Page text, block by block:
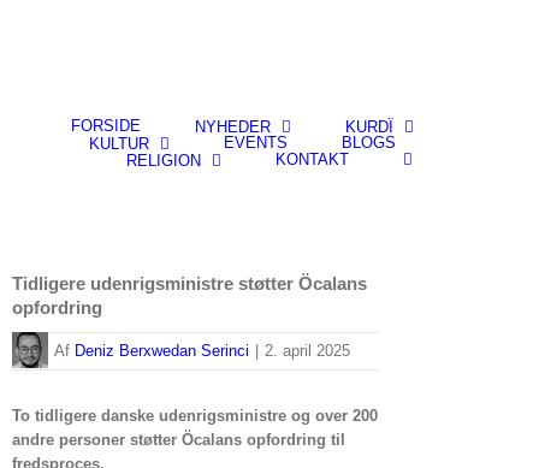
FORSIDE NYHEDER
KURDÎ
KULTUR
EVENTS
BLOGS
RELIGION
KONTAKT
Tidligere udenrigsministre støtter Öcalans
opfordring
By Deniz Berxwedan Serinci 2. april 2025
To tidligere danske udenrigsministre og over 200
andre personer støtter Öcalans opfordring til
fredsproces.